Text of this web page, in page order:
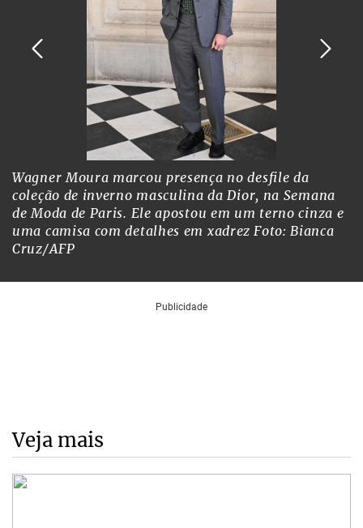
Wagner Moura marcou presença no desfile da
coleção de inverno masculina da Dior, na Semana
de Moda de Paris. Ele apostou em um terno cinza e
uma camisa com detalhes em xadrez Foto: Bianca
Cruz/AFP
Veja mais